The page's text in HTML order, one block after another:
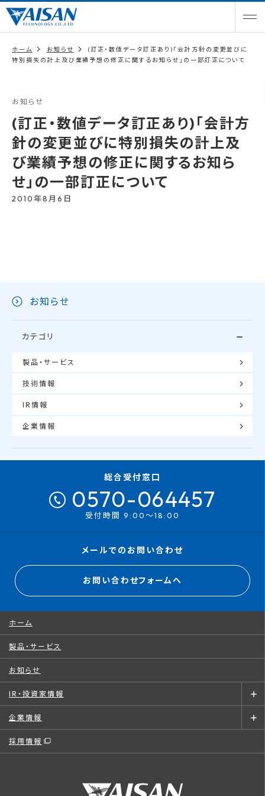
ホーム お知らせ
(訂正・数値データ訂正あり)「会計方針の変更並びに
特別損失の計上及び業績予想の修正に関するお知らせ」の一部訂正について
お知らせ
(訂正・数値データ訂正あり)「会計方
針の変更並びに特別損失の計上及
び業績予想の修正に関するお知ら
せ」の一部訂正について
2010年8月6日
お知らせ
カテゴリ
製品・サービス
技術情報
IR情報
企業情報
総合受付窓口
0570-064457
受付時間 9:00～18:00
メールでのお問い合わせ
お問い合わせフォームへ
ホーム
製品・サービス
お知らせ
IR・投資家情報
企業情報
採用情報